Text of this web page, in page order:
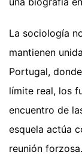
La sociología
mantienen
Portugal,
límite real, los
encuentro de
esquela actúa
reunión